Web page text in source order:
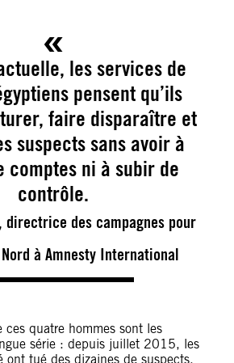
les services de
pensent qu’ils
faire disparaître et
suspects sans avoir à
comptes ni à subir de
contrôle.
directrice des campagnes pour
à Amnesty International
ces quatre hommes sont les
série : depuis juillet 2015, les
ont tué des dizaines de suspects,